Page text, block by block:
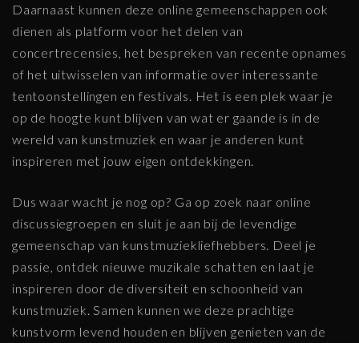
Daarnaast kunnen deze online gemeenschappen ook
dienen als platform voor het delen van
concertrecensies, het bespreken van recente opnames
of het uitwisselen van informatie over interessante
tentoonstellingen en festivals. Het is een plek waar je
op de hoogte kunt blijven van wat er gaande is in de
wereld van kunstmuziek en waar je anderen kunt
inspireren met jouw eigen ontdekkingen.
Dus waar wacht je nog op? Ga op zoek naar online
discussiegroepen en sluit je aan bij de levendige
gemeenschap van kunstmuziekliefhebbers. Deel je
passie, ontdek nieuwe muzikale schatten en laat je
inspireren door de diversiteit en schoonheid van
kunstmuziek. Samen kunnen we deze prachtige
kunstvorm levend houden en blijven genieten van de